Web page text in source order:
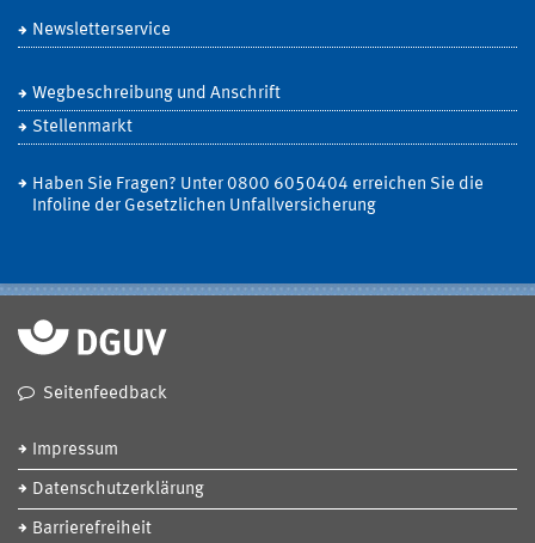
Newsletterservice
Wegbeschreibung und Anschrift
Stellenmarkt
Haben Sie Fragen? Unter 0800 6050404 erreichen Sie die
Infoline der Gesetzlichen Unfallversicherung
Seitenfeedback
Impressum
Datenschutzerklärung
Barrierefreiheit